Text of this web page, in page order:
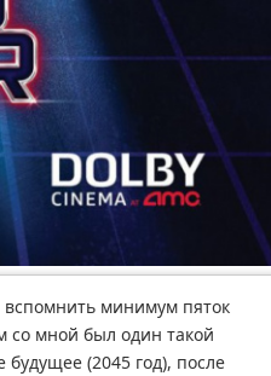
минимум пяток
со мной был один такой
(2045 год), после